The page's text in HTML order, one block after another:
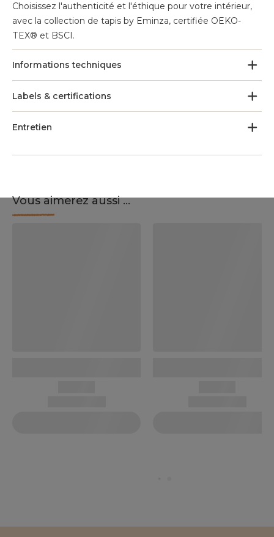
Choisissez l'authenticité et l'éthique pour votre intérieur,
avec la collection de tapis by Eminza, certifiée OEKO-
TEX® et BSCI.
Informations techniques
Labels & certifications
Entretien
Vous aimerez aussi ...